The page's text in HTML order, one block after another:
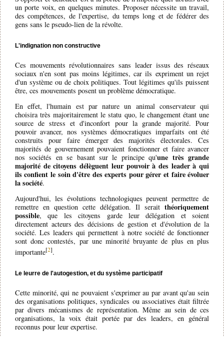
un porte voix, en quelques minutes. Proposer nécessite un travail,
des compétences, de l'expertise, du temps long et de fédérer des
gens sans le pseudo-lien de la révolte.
L'indignation non constructive
Ces mouvements révolutionnaires sans leader issus des réseaux
sociaux n'en sont pas moins légitimes, car ils expriment un rejet
d'un système ou de choix politiques. Tout légitimes qu'ils puissent
être, ces mouvements posent un problème démocratique.
En effet, l'humain est par nature un animal conservateur qui
choisira très majoritairement le statu quo, le changement étant une
source de stress et d'inconfort pour la grande majorité. Pour
pouvoir avancer, nos systèmes démocratiques imparfaits ont été
construits pour faire émerger des majorités électorales. Ces
majorités de gouvernement pouvaient fonctionner et faire avancer
nos sociétés en se basant sur le principe qu'une très grande
majorité de citoyens délèguent leur pouvoir à des leader à qui
ils confient le soin d'être des experts pour gérer et faire évoluer
la société.
Aujourd'hui, les évolutions technologiques peuvent permettre de
remettre en question cette délégation. Il seraitthéoriquement
possible, que les citoyens garde leur délégation et soient
directement acteurs des décisions de gestion et d'évolution de la
société. Les leaders qui permettent à notre société de fonctionner
sont donc contestés, par une minorité bruyante de plus en plus
importante[2].
Le leurre de l'autogestion, et du système participatif
Cette minorité, qui ne pouvaient s'exprimer au par avant qu'au sein
des organisations politiques, syndicales ou associatives était filtrée
par divers mécanismes de représentation. Même au sein de ces
organisations, la voix était portée par des leaders, en général
reconnus pour leur expertise.